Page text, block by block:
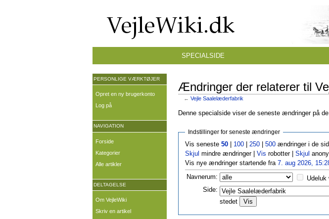
Ændringer der relaterer til
← Vejle Saalelæderfabrik
Denne specialside viser de seneste ændringer på
Indstillinger for seneste ændringer
Vis seneste 50| 100| 250| 500ændringer i de
Skjul mindre ændringer | Vis robotter | Skjul
Vis nye ændringer startende fra 7. aug 2026,
Navnerum: Udeluk
Side:
stedet
SPECIALSIDE
PERSONLIGE VÆRKTØJER
Opret en ny brugerkonto
Log på
NAVIGATION
Forside
Kategorier
Alle artikler
DELTAGELSE
Om VejleWiki
Skriv en artikel